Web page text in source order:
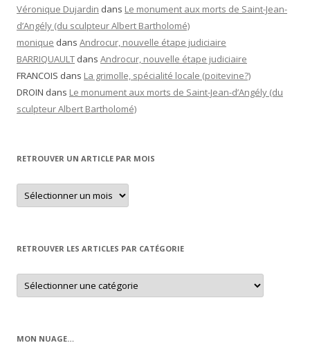
Véronique Dujardin dans Le monument aux morts de Saint-Jean-
d’Angély (du sculpteur Albert Bartholomé)
monique dans Androcur, nouvelle étape judiciaire
BARRIQUAULT dans Androcur, nouvelle étape judiciaire
FRANCOIS dans La grimolle, spécialité locale (poitevine?)
DROIN dans Le monument aux morts de Saint-Jean-d’Angély (du
sculpteur Albert Bartholomé)
RETROUVER UN ARTICLE PAR MOIS
Retrouver
un
article
RETROUVER LES ARTICLES PAR CATÉGORIE
Retrouver
les
articles
MON NUAGE…